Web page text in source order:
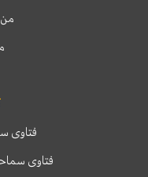
فتاوى
فتاوى